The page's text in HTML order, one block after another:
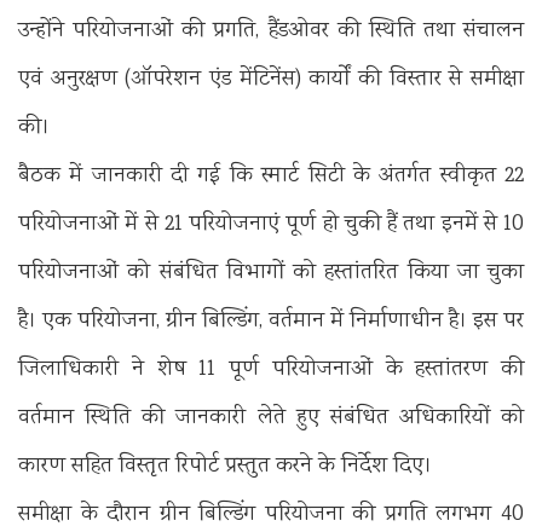
उन्होंने परियोजनाओं की प्रगति, हैंडओवर की स्थिति तथा संचालन
एवं अनुरक्षण (ऑपरेशन एंड मेंटिनेंस) कार्यों की विस्तार से समीक्षा
की।
बैठक में जानकारी दी गई कि स्मार्ट सिटी के अंतर्गत स्वीकृत 22
परियोजनाओं में से 21 परियोजनाएं पूर्ण हो चुकी हैं तथा इनमें से 10
परियोजनाओं को संबंधित विभागों को हस्तांतरित किया जा चुका
है। एक परियोजना, ग्रीन बिल्डिंग, वर्तमान में निर्माणाधीन है। इस पर
जिलाधिकारी ने शेष 11 पूर्ण परियोजनाओं के हस्तांतरण की
वर्तमान स्थिति की जानकारी लेते हुए संबंधित अधिकारियों को
कारण सहित विस्तृत रिपोर्ट प्रस्तुत करने के निर्देश दिए।
समीक्षा के दौरान ग्रीन बिल्डिंग परियोजना की प्रगति लगभग 40